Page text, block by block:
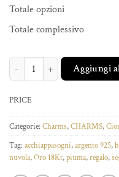
Totale opzioni
Totale complessivo
ACCHIAPPASOGNIAggiungi
PRICE
Categorie: Charms,CHARMS,
Tag: acchiappasogni,argento 925,
nuvola,Oro 18Kt,piuma,regalo,